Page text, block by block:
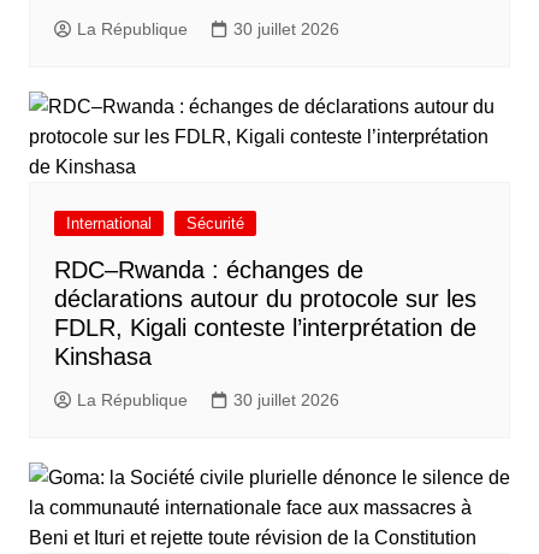
La République 30 juillet 2026
International Sécurité
RDC–Rwanda : échanges de
déclarations autour du protocole sur les
FDLR, Kigali conteste l’interprétation de
Kinshasa
La République 30 juillet 2026